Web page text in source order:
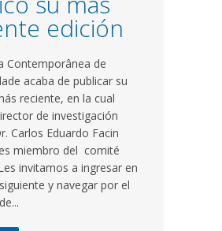
edición
Contemporânea de
acaba de publicar su
reciente, en la cual
de investigación
Carlos Eduardo Facin
miembro del comité
invitamos a ingresar en
y navegar por el